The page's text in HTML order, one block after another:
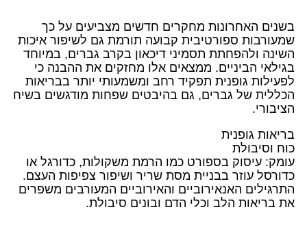
בשנים האחרונות מחקרים חדשים מצביעים על כך
שמעורבות ספורטיבית קבועה תורמת גם לשיפור איכות
השינה ולהפחתת תסמיני דיכאון בקרב גברים, במיוחד
בגילאי הביניים. ממצאים אלו מחזקים את ההבנה כי
לפעילות גופנית תפקיד רחב ומשמעותי יותר בבריאות
הכללית של גברים, גם בהיבטים שפחות מודגשים בשיח
הציבורי.
בריאות גופנית
כוח וסיבולת
עומק: עיסוק בספורט כמו הרמת משקולות, כדורגל או
כדורסל עוזר בבניית מסת שריר ושיפור צפיפות העצם.
התרגילים האנאירוביים והאירוביים המעורבים משפרים
את בריאות הלב וכלי הדם ובונים סיבולת.